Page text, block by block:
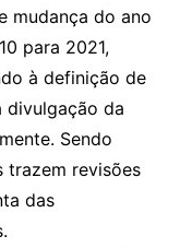
mudança do ano
para 2021,
à definição de
divulgação da
Sendo
trazem revisões
das